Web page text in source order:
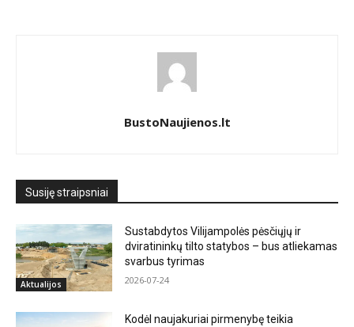
BustoNaujienos.lt
Susiję straipsniai
Aktualijos
Sustabdytos Vilijampolės pėsčiųjų ir
dviratininkų tilto statybos – bus atliekamas
svarbus tyrimas
2026-07-24
Kodėl naujakuriai pirmenybę teikia